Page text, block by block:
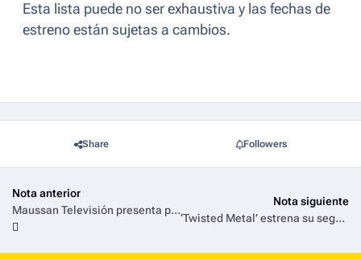
Esta lista puede no ser exhaustiva y las fechas de
estreno están sujetas a cambios.
Share Followers
Nota anterior
Maussan Televisión presenta programa especial sobre la “Esfera de Buga”
Nota siguiente
‘Twisted Metal’ estrena su segunda temporada el 10 de agosto en HBO Max